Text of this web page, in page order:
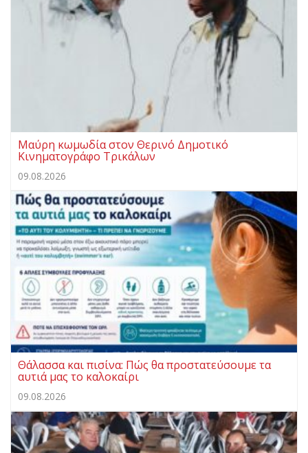
Μαύρη κωμωδία στον Θερινό Δημοτικό
Κινηματογράφο Τρικάλων
09.08.2026
Θάλασσα και πισίνα: Πώς θα προστατεύσουμε τα
αυτιά μας το καλοκαίρι
09.08.2026